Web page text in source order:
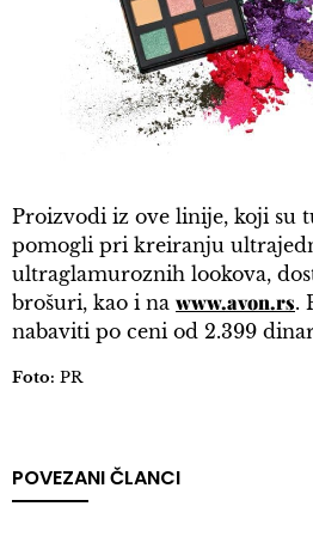
Proizvodi iz ove linije, koji su
pomogli pri kreiranju
ultraglamuroznih lookova,
brošuri, kao i na www.avon.rs.
nabaviti po ceni od 2.399
Foto: PR
POVEZANI ČLANCI